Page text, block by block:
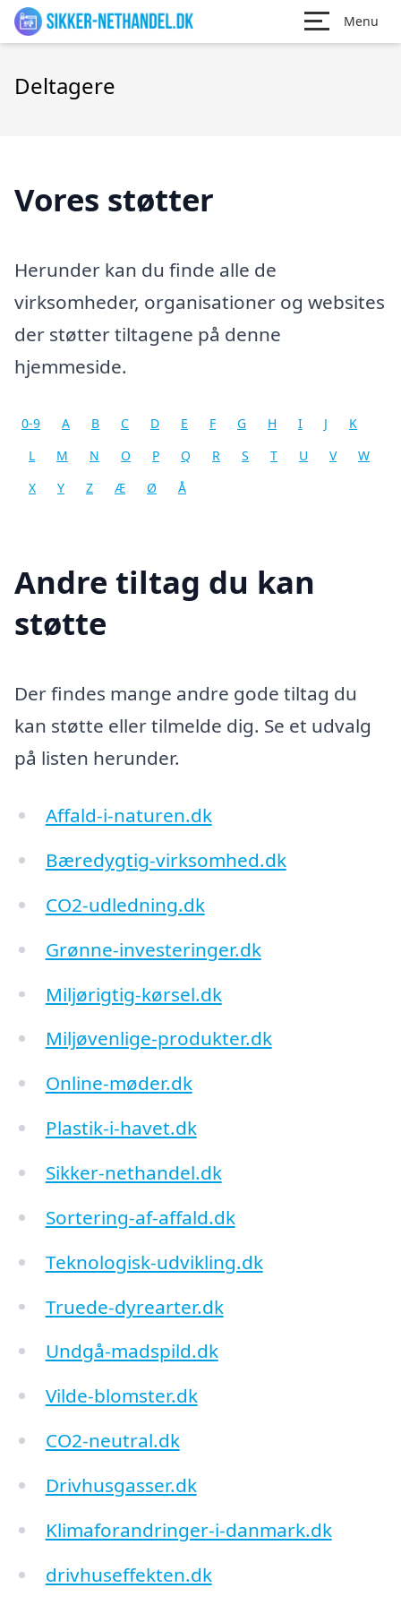
Menu
Deltagere
Vores støtter
Herunder kan du finde alle de
virksomheder, organisationer og websites
der støtter tiltagene på denne
hjemmeside.
0-9 A B C D E F G H I J
K
L
M N O P Q R S T U V
W
X
Y Z Æ Ø Å
Andre tiltag du kan
støtte
Der findes mange andre gode tiltag du
kan støtte eller tilmelde dig. Se et udvalg
på listen herunder.
Affald-i-naturen.dk
Bæredygtig-virksomhed.dk
CO2-udledning.dk
Grønne-investeringer.dk
Miljørigtig-kørsel.dk
Miljøvenlige-produkter.dk
Online-møder.dk
Plastik-i-havet.dk
Sikker-nethandel.dk
Sortering-af-affald.dk
Teknologisk-udvikling.dk
Truede-dyrearter.dk
Undgå-madspild.dk
Vilde-blomster.dk
CO2-neutral.dk
Drivhusgasser.dk
Klimaforandringer-i-danmark.dk
drivhuseffekten.dk